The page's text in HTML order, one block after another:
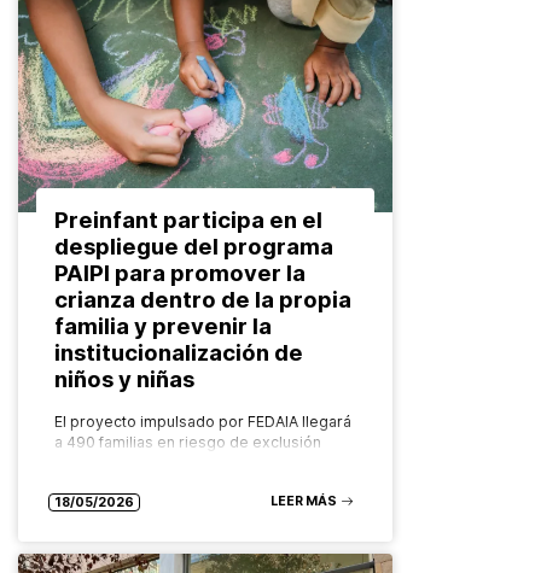
Preinfant participa en el
despliegue del programa
PAIPI para promover la
crianza dentro de la propia
familia y prevenir la
institucionalización de
niños y niñas
El proyecto impulsado por FEDAIA llegará
a 490 familias en riesgo de exclusión
basado en la evidencia…
18/05/2026 LEER MÁS